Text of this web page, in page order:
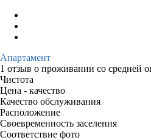
Апартамент
1 отзыв о проживании со средней
Чистота
Цена - качество
Качество обслуживания
Расположение
Своевременность заселения
Соответствие фото